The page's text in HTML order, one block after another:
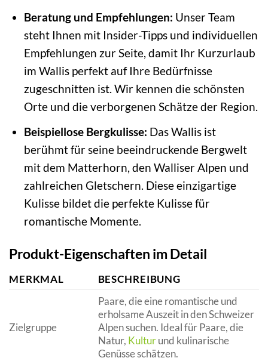
Beratung und Empfehlungen: Unser Team
steht Ihnen mit Insider-Tipps und individuellen
Empfehlungen zur Seite, damit Ihr Kurzurlaub
im Wallis perfekt auf Ihre Bedürfnisse
zugeschnitten ist. Wir kennen die schönsten
Orte und die verborgenen Schätze der Region.
Beispiellose Bergkulisse: Das Wallis ist
berühmt für seine beeindruckende Bergwelt
mit dem Matterhorn, den Walliser Alpen und
zahlreichen Gletschern. Diese einzigartige
Kulisse bildet die perfekte Kulisse für
romantische Momente.
Produkt-Eigenschaften im Detail
MERKMAL BESCHREIBUNG
Zielgruppe
Paare, die eine romantische und
erholsame Auszeit in den Schweizer
Alpen suchen. Ideal für Paare, die
Natur, Kulturund kulinarische
Genüsse schätzen.